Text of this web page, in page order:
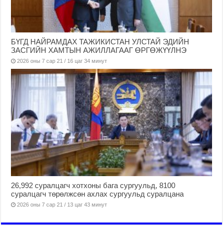
БҮГД НАЙРАМДАХ ТАЖИКИСТАН УЛСТАЙ ЭДИЙН
ЗАСГИЙН ХАМТЫН АЖИЛЛАГААГ ӨРГӨЖҮҮЛНЭ
2026 оны 7 сар 21 / 16 цаг 34 минут
26,992 суралцагч хотхоны бага сургуульд, 8100
суралцагч төрөлжсөн ахлах сургуульд суралцана
2026 оны 7 сар 21 / 13 цаг 43 минут